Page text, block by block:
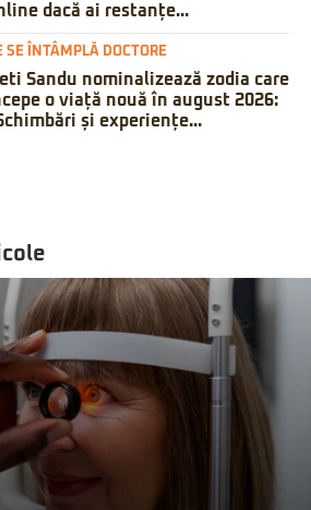
dacă ai restanțe...
SE ÎNTÂMPLĂ DOCTORE
Sandu nominalizează zodia care
o viață nouă în august 2026:
și experiențe...